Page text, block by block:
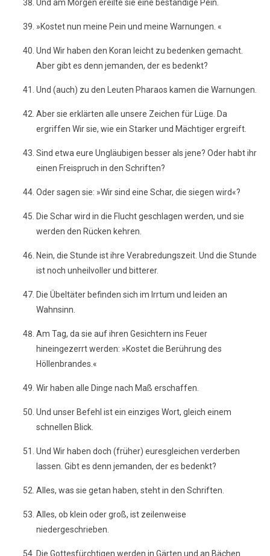
Und am Morgen ereilte sie eine beständige Pein.
»Kostet nun meine Pein und meine Warnungen. «
Und Wir haben den Koran leicht zu bedenken gemacht.
Aber gibt es denn jemanden, der es bedenkt?
Und (auch) zu den Leuten Pharaos kamen die Warnungen.
Aber sie erklärten alle unsere Zeichen für Lüge. Da
ergriffen Wir sie, wie ein Starker und Mächtiger ergreift.
Sind etwa eure Ungläubigen besser als jene? Oder habt ihr
einen Freispruch in den Schriften?
Oder sagen sie: »Wir sind eine Schar, die siegen wird«?
Die Schar wird in die Flucht geschlagen werden, und sie
werden den Rücken kehren.
Nein, die Stunde ist ihre Verabredungszeit. Und die Stunde
ist noch unheilvoller und bitterer.
Die Übeltäter befinden sich im Irrtum und leiden an
Wahnsinn.
Am Tag, da sie auf ihren Gesichtern ins Feuer
hineingezerrt werden: »Kostet die Berührung des
Höllenbrandes.«
Wir haben alle Dinge nach Maß erschaffen.
Und unser Befehl ist ein einziges Wort, gleich einem
schnellen Blick.
Und Wir haben doch (früher) euresgleichen verderben
lassen. Gibt es denn jemanden, der es bedenkt?
Alles, was sie getan haben, steht in den Schriften.
Alles, ob klein oder groß, ist zeilenweise
niedergeschrieben.
Die Gottesfürchtigen werden in Gärten und an Bächen